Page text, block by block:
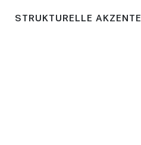
STRUKTURELLE AKZENTE